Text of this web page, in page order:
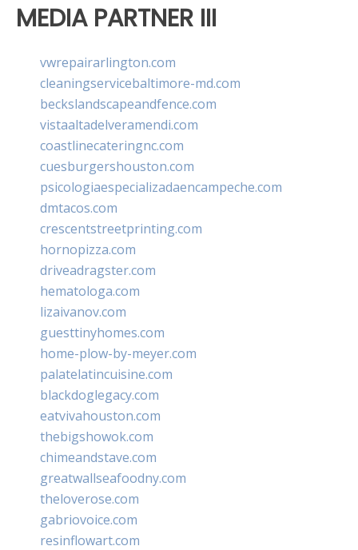
MEDIA PARTNER III
vwrepairarlington.com
cleaningservicebaltimore-md.com
beckslandscapeandfence.com
vistaaltadelveramendi.com
coastlinecateringnc.com
cuesburgershouston.com
psicologiaespecializadaencampeche.com
dmtacos.com
crescentstreetprinting.com
hornopizza.com
driveadragster.com
hematologa.com
lizaivanov.com
guesttinyhomes.com
home-plow-by-meyer.com
palatelatincuisine.com
blackdoglegacy.com
eatvivahouston.com
thebigshowok.com
chimeandstave.com
greatwallseafoodny.com
theloverose.com
gabriovoice.com
resinflowart.com